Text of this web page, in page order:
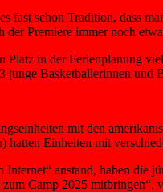
schon Tradition, dass
der Premiere immer noch
in der Ferienplanung
Basketballerinnen und
mit den
Einheiten mit
anstand, haben
Camp 2025 mitbringen“,